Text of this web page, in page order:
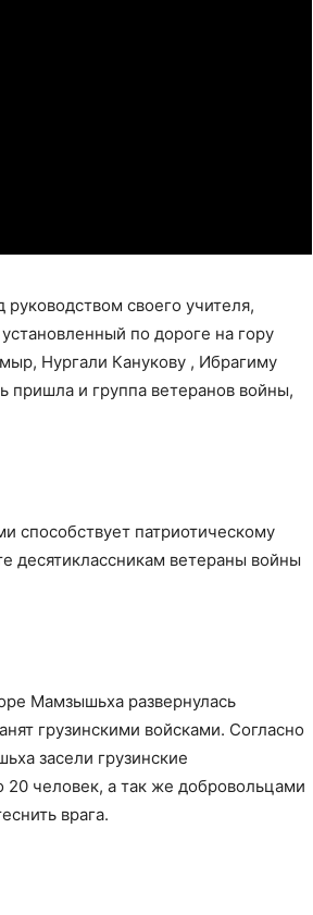
своего учителя,
по дороге на гору
Нургали Канукову , Ибрагиму
пришла и группа ветеранов войны,
способствует патриотическому
десятиклассникам ветераны войны
Мамзышьха развернулась
грузинскими войсками. Согласно
засели грузинские
человек, а так же добровольцами
врага.